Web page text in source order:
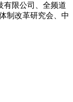
有限公司、全频道
制改革研究会、中